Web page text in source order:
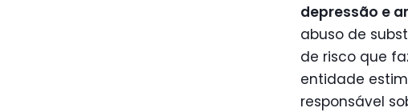
depressão e
abuso de
de risco que
entidade
responsável